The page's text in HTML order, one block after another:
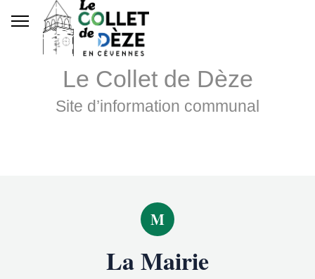
Le Collet de Dèze
Site d’information communal
M
La Mairie